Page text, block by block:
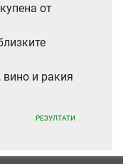
от
и ракия
РЕЗУЛТАТИ